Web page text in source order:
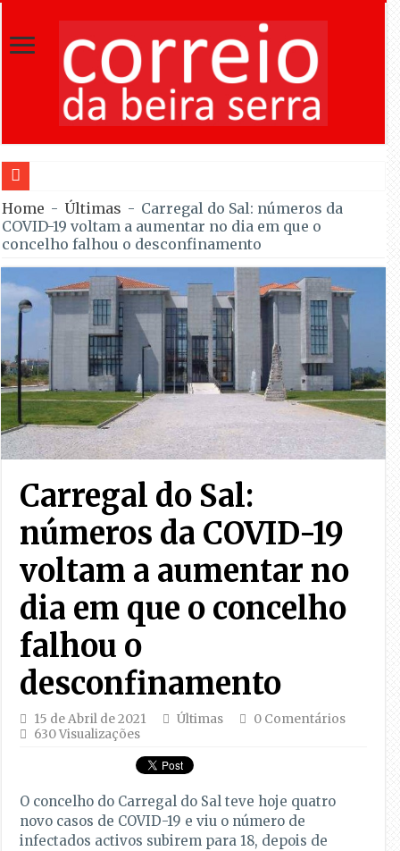
Incêndio com início em Fornos de Algodres alastra ao concelho de
Home - Últimas - Carregal do Sal: números da
COVID-19 voltam a aumentar no dia em que o
concelho falhou o desconfinamento
Carregal do Sal:
números da COVID-19
voltam a aumentar no
dia em que o concelho
falhou o
desconfinamento
15 de Abril de 2021 Últimas
0 Comentários
630 Visualizações
O concelho do Carregal do Sal teve hoje quatro
novo casos de COVID-19 e viu o número de
infectados activos subirem para 18, depois de